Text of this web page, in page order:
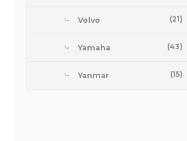
⤷ Volvo (21)
⤷ Yamaha (43)
⤷ Yanmar (15)